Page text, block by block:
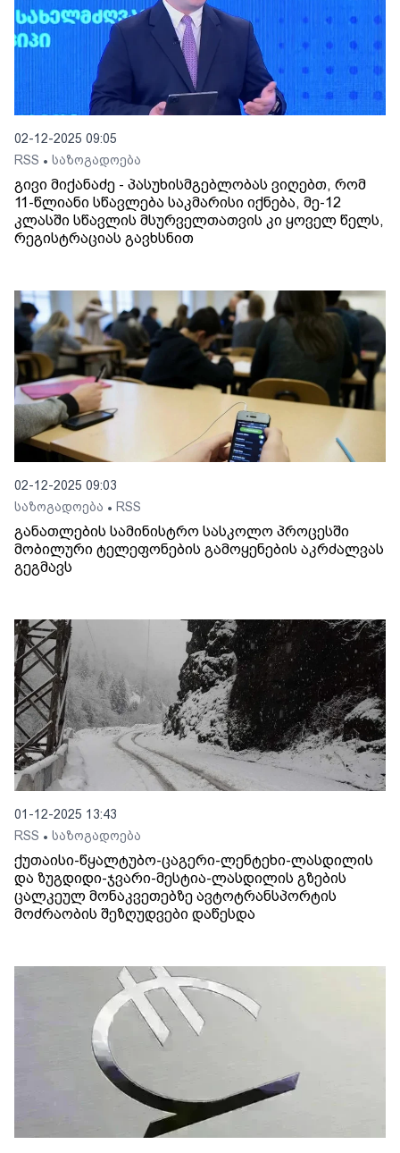
02-12-2025 09:05
RSS • საზოგადოება
გივი მიქანაძე - პასუხისმგებლობას ვიღებთ, რომ
11-წლიანი სწავლება საკმარისი იქნება, მე-12
კლასში სწავლის მსურველთათვის კი ყოველ წელს,
რეგისტრაციას გავხსნით
02-12-2025 09:03
საზოგადოება • RSS
განათლების სამინისტრო სასკოლო პროცესში
მობილური ტელეფონების გამოყენების აკრძალვას
გეგმავს
01-12-2025 13:43
RSS • საზოგადოება
ქუთაისი-წყალტუბო-ცაგერი-ლენტეხი-ლასდილის
და ზუგდიდი-ჯვარი-მესტია-ლასდილის გზების
ცალკეულ მონაკვეთებზე ავტოტრანსპორტის
მოძრაობის შეზღუდვები დაწესდა